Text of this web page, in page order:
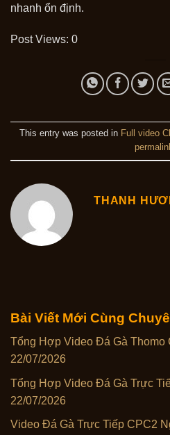
Bài Viết Mới Cùng
Tổng Hợp Video Đá Gà Thomo
22/07/2026
Tổng Hợp Video Đá Gà Trực
22/07/2026
Video Đá Gà Trực Tiếp CPC2
nhanh ổn định.
Post Views: 0
This entry was posted in Full video
THANH